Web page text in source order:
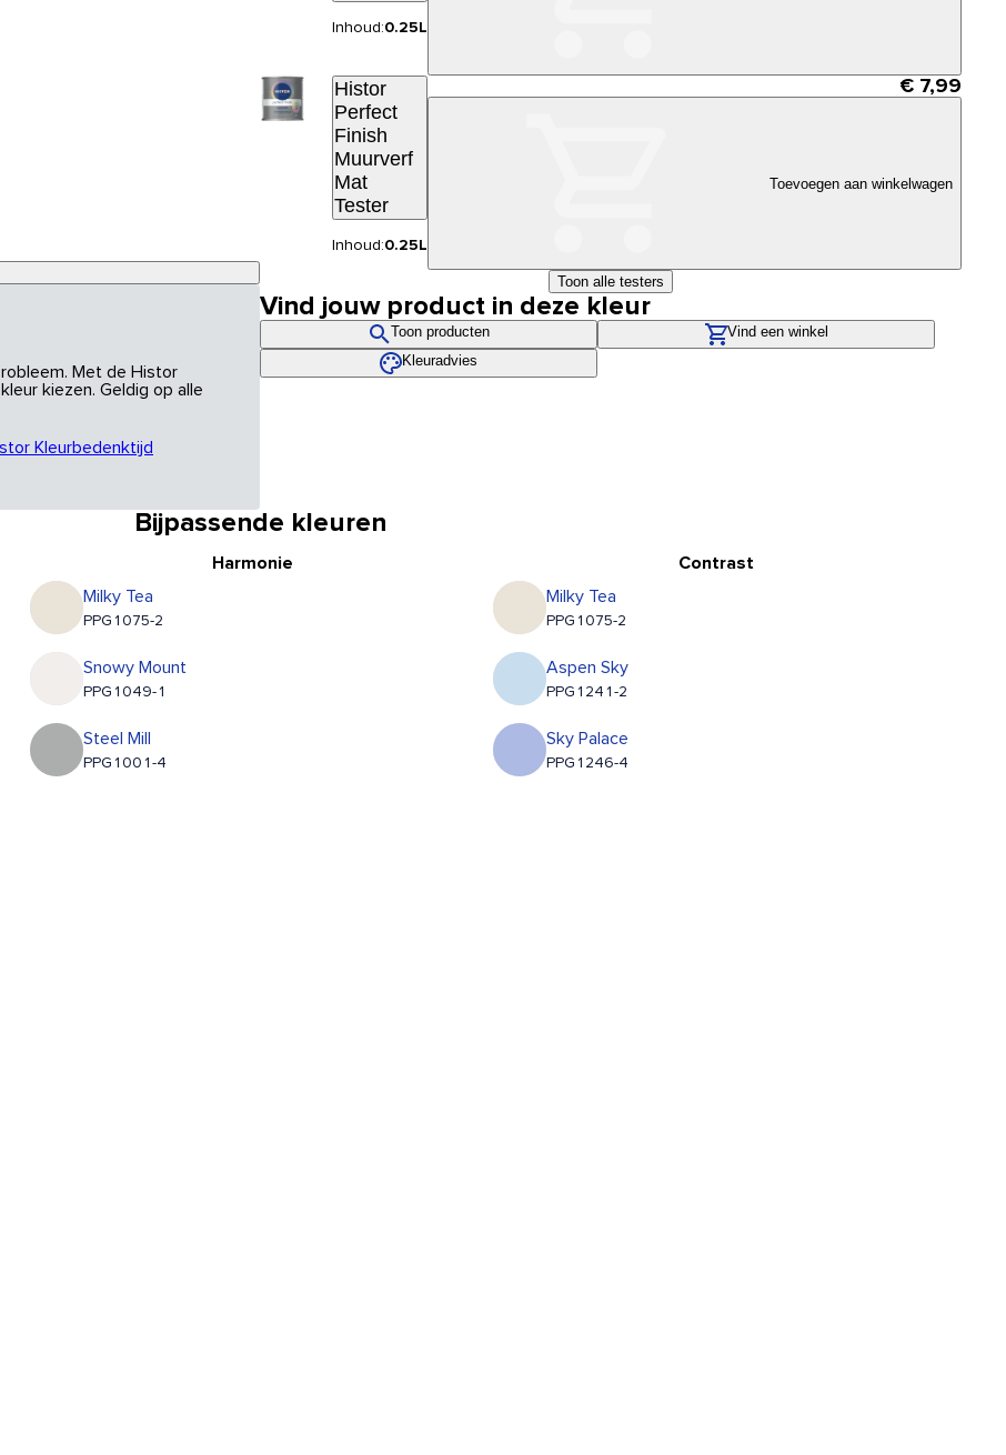
Met de Histor
kiezen. Geldig op alle
Kleurbedenktijd
Inhoud:0.25L
Histor
Perfect
Finish
Muurverf
Mat
Tester
Inhoud:0.25L
€ 7,99
Toevoegen aan winkelwagen
Toon alle testers
Vind jouw product in deze kleur
Toon producten
Vind een winkel
Kleuradvies
Bijpassende kleuren
Harmonie
Milky Tea
PPG1075-2
Snowy Mount
PPG1049-1
Steel Mill
PPG1001-4
Contrast
Milky Tea
PPG1075-2
Aspen Sky
PPG1241-2
Sky Palace
PPG1246-4